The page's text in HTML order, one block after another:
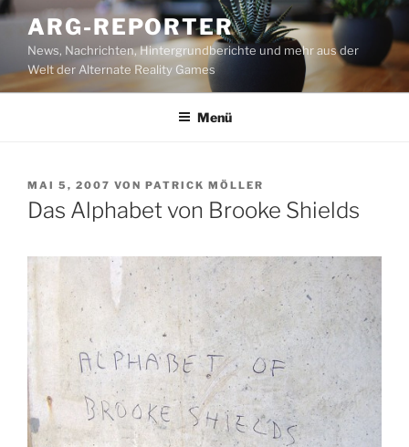
Zum
Inhalt
springen
ARG-REPORTER
News, Nachrichten, Hintergrundberichte und mehr aus der
Welt der Alternate Reality Games
Menü
VERÖFFENTLICHT
AM
MAI 5, 2007 VON PATRICK MÖLLER
Das Alphabet von Brooke Shields